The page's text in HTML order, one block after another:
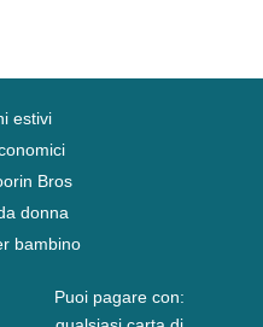
estivi
Bros
donna
bambino
Puoi pagare con: